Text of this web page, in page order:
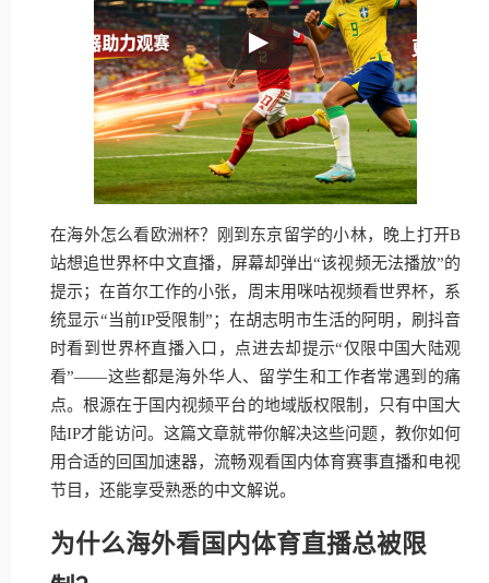
在海外怎么看欧洲杯？刚到东京留学的小林，晚上打开B
站想追世界杯中文直播，屏幕却弹出“该视频无法播放”的
提示；在首尔工作的小张，周末用咪咕视频看世界杯，系
统显示“当前IP受限制”；在胡志明市生活的阿明，刷抖音
时看到世界杯直播入口，点进去却提示“仅限中国大陆观
看”——这些都是海外华人、留学生和工作者常遇到的痛
点。根源在于国内视频平台的地域版权限制，只有中国大
陆IP才能访问。这篇文章就带你解决这些问题，教你如何
用合适的回国加速器，流畅观看国内体育赛事直播和电视
节目，还能享受熟悉的中文解说。
为什么海外看国内体育直播总被限